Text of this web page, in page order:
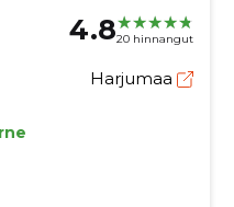
4.820 hinnangut
Harjumaa